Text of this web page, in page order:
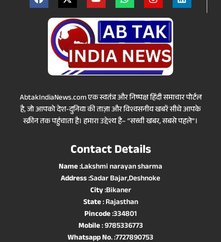
AbtakIndiaNews.com एक स्वतंत्र और निष्पक्ष हिंदी समाचार पोर्टल
है, जो आपको देश-दुनिया की ताज़ा और विश्वसनीय खबरें सीधे आपके
स्क्रीन तक पहुंचाता है। हमारा उद्देश्य है– “सच्ची खबर, सबसे पहले”।
Contact Details
Name:Lakshmi narayan sharma
Address:Sadar Bajar,Deshnoke
City:Bikaner
State: Rajasthan
Pincode:334801
Mobile: 9785336773
Whatsapp No. :7727890753